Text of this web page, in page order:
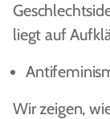
liegt auf
Wir zeigen,